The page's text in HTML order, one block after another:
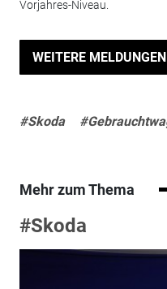
Vorjahres-Niveau.
WEITERE MELDUNGEN
#Skoda
Mehr zum Thema
#Skoda